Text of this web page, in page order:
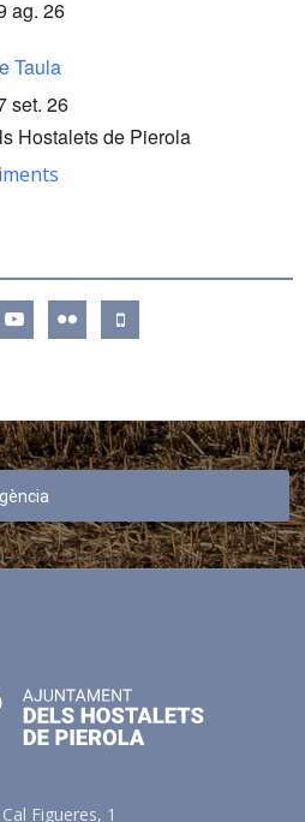
ag. 26
Taula
set. 26
Hostalets de Pierola
youtube flickr mobile
Figueres, 1